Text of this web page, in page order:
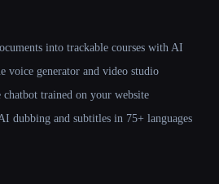
into trackable courses with AI
generator and video studio
trained on your website
dubbing and subtitles in 75+ languages